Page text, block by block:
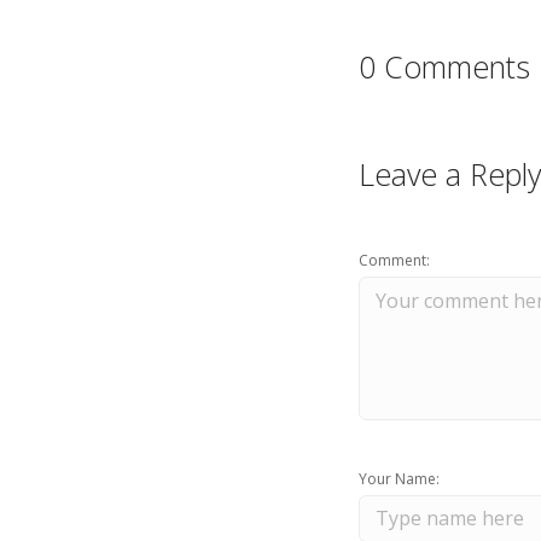
0 Comments
Leave a Reply
Comment:
Your Name: